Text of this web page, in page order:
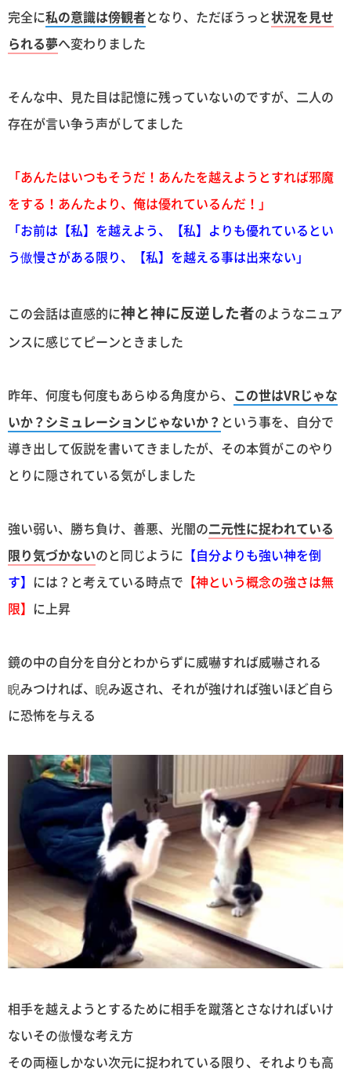
完全に私の意識は傍観者となり、ただぼうっと状況を見せ
られる夢へ変わりました
そんな中、見た目は記憶に残っていないのですが、二人の
存在が言い争う声がしてました
「あんたはいつもそうだ！あんたを越えようとすれば邪魔
をする！あんたより、俺は優れているんだ！」
「お前は【私】を越えよう、【私】よりも優れているとい
う傲慢さがある限り、【私】を越える事は出来ない」
この会話は直感的に神と神に反逆した者のようなニュア
ンスに感じてピーンときました
昨年、何度も何度もあらゆる角度から、 この世はVRじゃな
いか？シミュレーションじゃないか？ という事を、自分で
導き出して仮説を書いてきましたが、その本質がこのやり
とりに隠されている気がしました
強い弱い、勝ち負け、善悪、光闇の二元性に捉われている
限り気づかないのと同じように 【自分よりも強い神を倒
す】 には？と考えている時点で 【神という概念の強さは無
限】 に上昇
鏡の中の自分を自分とわからずに威嚇すれば威嚇される
睨みつければ、睨み返され、それが強ければ強いほど自ら
に恐怖を与える
相手を越えようとするために相手を蹴落とさなければいけ
ないその傲慢な考え方
その両極しかない次元に捉われている限り、それよりも高